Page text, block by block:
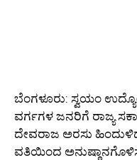
ಬೆಂಗಳೂರು: ಸ್ವಯಂ
ವರ್ಗಗಳ ಜನರಿಗೆ ರಾಜ್ಯ
ದೇವರಾಜ ಅರಸು
ವತಿಯಿಂದ